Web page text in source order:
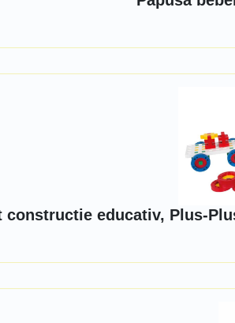
constructie educativ, Plus-